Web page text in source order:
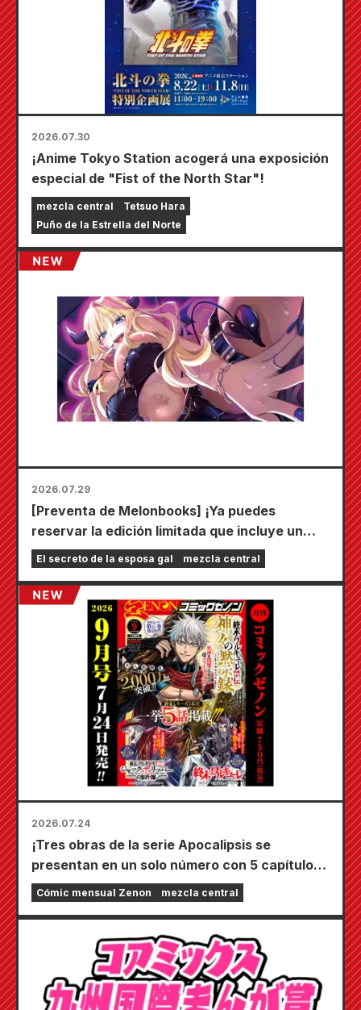
2026.07.30
¡Anime Tokyo Station acogerá una exposición
especial de "Fist of the North Star"!
mezcla central
Tetsuo Hara
Puño de la Estrella del Norte
2026.07.29
[Preventa de Melonbooks] ¡Ya puedes
reservar la edición limitada que incluye un
tapete de juego especial con una ilustración
deslumbrante de Fuyuki Tojo dibujada por
Kudou! ¡El sexto volumen de "El secreto de la
novia" saldrá a la venta el 20 de octubre!
El secreto de la esposa gal mezcla central
2026.07.24
¡Tres obras de la serie Apocalipsis se
presentan en un solo número con 5 capítulos!
¡El número de septiembre de 2026 de
"Monthly Comic Zenon" sale a la venta el 24
de julio!
Cómic mensual Zenon mezcla central